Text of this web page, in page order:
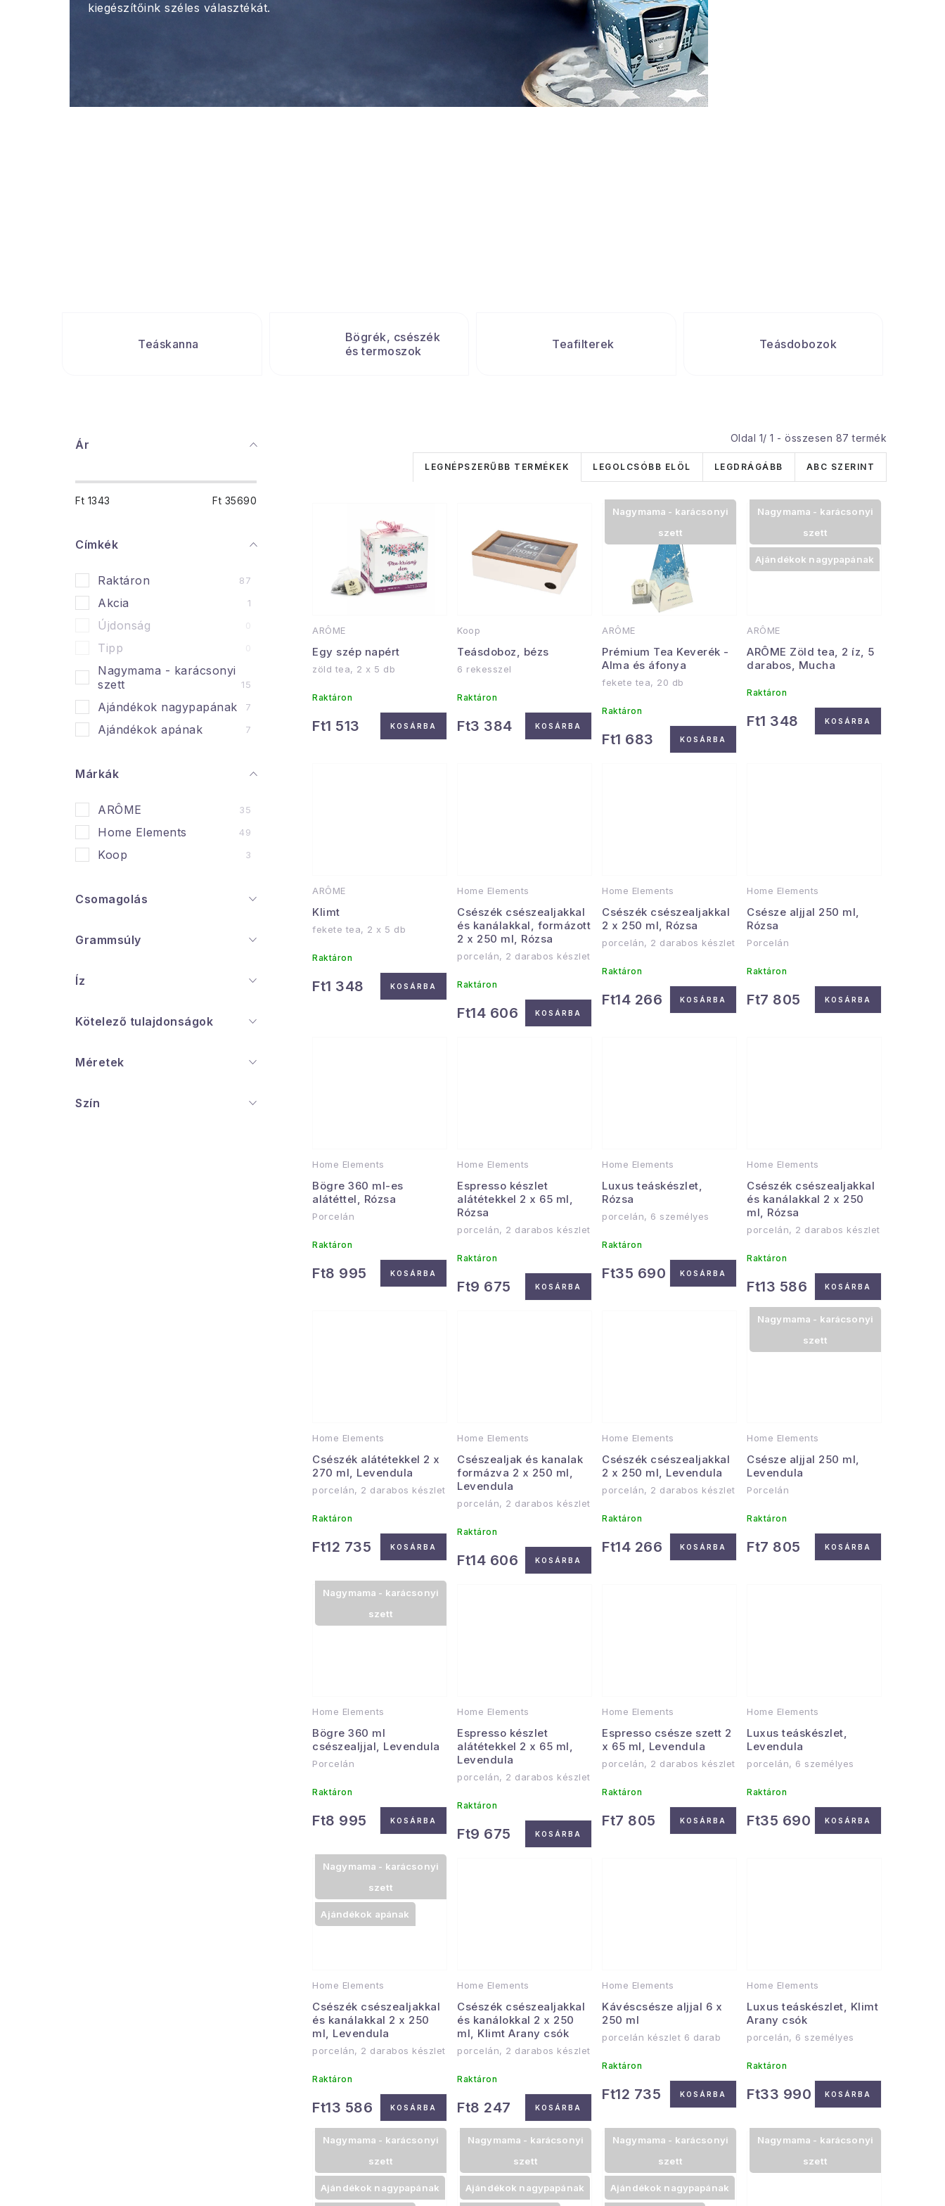
kiegészítőink széles választékát.
Teáskanna
Bögrék, csészék
és termoszok
Teafilterek Teásdobozok
Ár
Ft 1343 Ft 35690
Címkék
Raktáron 87
Akcia 1
Újdonság 0
Tipp 0
Nagymama - karácsonyi
szett
15
Ajándékok nagypapának 7
Ajándékok apának 7
Márkák
ARÔME 35
Home Elements 49
Koop 3
Csomagolás
Grammsúly
Íz
Kötelező tulajdonságok
Méretek
Szín
Oldal 1/ 1 - összesen 87 termék
T
e
m
é
k
e
n
LEGNÉPSZERŰBB TERMÉKEK LEGOLCSÓBB ELÖL LEGDRÁGÁBB ABC SZERINT
k
e
k
a
ARÔME
Egy szép napért
zöld tea, 2 x 5 db
Raktáron
Ft1 513 KOSÁRBA
Koop
Teásdoboz, bézs
6 rekesszel
Raktáron
Ft3 384 KOSÁRBA
ARÔME
Prémium Tea Keverék -
Alma és áfonya
Nagymama - karácsonyi
szett
fekete tea, 20 db
Raktáron
Ft1 683 KOSÁRBA
ARÔME
ARÔME Zöld tea, 2 íz, 5
darabos, Mucha
Nagymama - karácsonyi
szett
Ajándékok nagypapának
Raktáron
Ft1 348 KOSÁRBA
ARÔME
Klimt
fekete tea, 2 x 5 db
Raktáron
Ft1 348 KOSÁRBA
Home Elements
Csészék csészealjakkal
és kanálakkal, formázott
2 x 250 ml, Rózsa
porcelán, 2 darabos készlet
Raktáron
Ft14 606 KOSÁRBA
Home Elements
Csészék csészealjakkal
2 x 250 ml, Rózsa
porcelán, 2 darabos készlet
Raktáron
Ft14 266 KOSÁRBA
Home Elements
Csésze aljjal 250 ml,
Rózsa
Porcelán
Raktáron
Ft7 805 KOSÁRBA
Home Elements
Bögre 360 ml-es
alátéttel, Rózsa
Porcelán
Raktáron
Ft8 995 KOSÁRBA
Home Elements
Espresso készlet
alátétekkel 2 x 65 ml,
Rózsa
porcelán, 2 darabos készlet
Raktáron
Ft9 675 KOSÁRBA
Home Elements
Luxus teáskészlet,
Rózsa
porcelán, 6 személyes
Raktáron
Ft35 690 KOSÁRBA
Home Elements
Csészék csészealjakkal
és kanálakkal 2 x 250
ml, Rózsa
porcelán, 2 darabos készlet
Raktáron
Ft13 586 KOSÁRBA
Home Elements
Csészék alátétekkel 2 x
270 ml, Levendula
porcelán, 2 darabos készlet
Raktáron
Ft12 735 KOSÁRBA
Home Elements
Csészealjak és kanalak
formázva 2 x 250 ml,
Levendula
porcelán, 2 darabos készlet
Raktáron
Ft14 606 KOSÁRBA
Home Elements
Csészék csészealjakkal
2 x 250 ml, Levendula
porcelán, 2 darabos készlet
Raktáron
Ft14 266 KOSÁRBA
Home Elements
Csésze aljjal 250 ml,
Levendula
Nagymama - karácsonyi
szett
Porcelán
Raktáron
Ft7 805 KOSÁRBA
Home Elements
Bögre 360 ml
csészealjjal, Levendula
Nagymama - karácsonyi
szett
Porcelán
Raktáron
Ft8 995 KOSÁRBA
Home Elements
Espresso készlet
alátétekkel 2 x 65 ml,
Levendula
porcelán, 2 darabos készlet
Raktáron
Ft9 675 KOSÁRBA
Home Elements
Espresso csésze szett 2
x 65 ml, Levendula
porcelán, 2 darabos készlet
Raktáron
Ft7 805 KOSÁRBA
Home Elements
Luxus teáskészlet,
Levendula
porcelán, 6 személyes
Raktáron
Ft35 690 KOSÁRBA
Home Elements
Csészék csészealjakkal
és kanálakkal 2 x 250
ml, Levendula
Nagymama - karácsonyi
szett
Ajándékok apának
porcelán, 2 darabos készlet
Raktáron
Ft13 586 KOSÁRBA
Home Elements
Csészék csészealjakkal
és kanálokkal 2 x 250
ml, Klimt Arany csók
porcelán, 2 darabos készlet
Raktáron
Ft8 247 KOSÁRBA
Home Elements
Kávéscsésze aljjal 6 x
250 ml
porcelán készlet 6 darab
Raktáron
Ft12 735 KOSÁRBA
Home Elements
Luxus teáskészlet, Klimt
Arany csók
porcelán, 6 személyes
Raktáron
Ft33 990 KOSÁRBA
Nagymama - karácsonyi
szett
Ajándékok nagypapának
Nagymama - karácsonyi
szett
Ajándékok nagypapának
Nagymama - karácsonyi
szett
Ajándékok nagypapának
Nagymama - karácsonyi
szett